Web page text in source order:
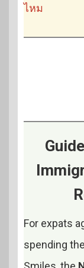
ไหม
For expats
spending